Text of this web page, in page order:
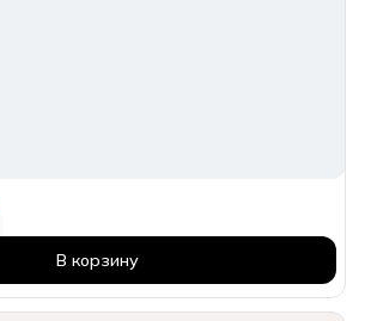
В корзину